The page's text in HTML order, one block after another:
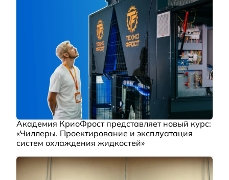
Академия КриоФрост представляет новый курс:
«Чиллеры. Проектирование и эксплуатация
систем охлаждения жидкостей»